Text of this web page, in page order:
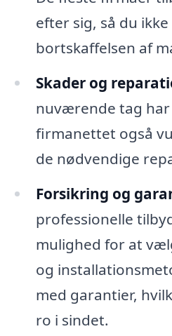
efter sig, så du
bortskaffelsen af
Skader og
nuværende tag har
firmanettet også
de nødvendige
Forsikring og
professionelle
mulighed for at
og
med garantier,
ro i sindet.